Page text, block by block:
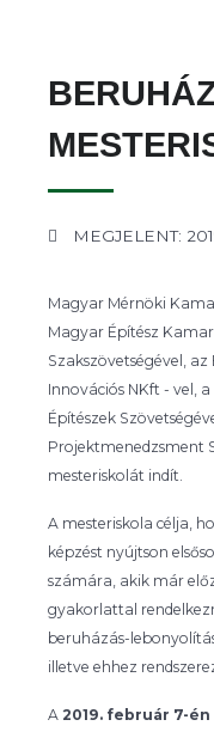
MEGJELENT:
Magyar Mérnöki
Magyar Építész
Szakszövetségével,
Innovációs NKft - vel,
Építészek
Projektmenedzsment
mesteriskolát indít.
A mesteriskola célja,
képzést nyújtson
számára, akik már
gyakorlattal
beruházás-
illetve ehhez
A 2019. február 7-